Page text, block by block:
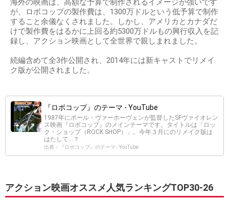
海外の映画は、高額な予算で制作されるイメージが強いです
が、ロボコップの製作費は、1300万ドルという低予算で制作
すること余儀なくされました。しかし、アメリカとカナダだ
けで製作費をはるかに上回る約5300万ドルもの興行収入を記
録し、アクション映画として全世界で親しまれました。
続編含めて全3作公開され、2014年には新キャストでリメイ
ク版が公開されました。
『ロボコップ』のテーマ - YouTube
1987年にポール・ヴァーホーヴェンが監督したSFヴァイオレン
ス映画『ロボコップ』のメインテーマです。タイトルは「ロッ
ク・ショップ（ROCK SHOP）」。今年３月にのリメイク版は
はたして...？
出典：『ロボコップ』のテーマ - YouTube
アクション映画オススメ人気ランキングTOP30-26